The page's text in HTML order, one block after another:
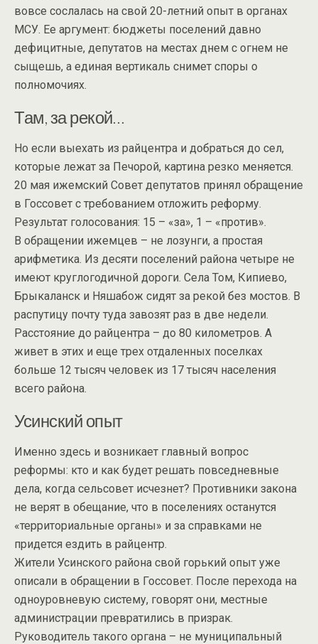
вовсе сослалась на свой 20-летний опыт в органах
МСУ. Ее аргумент: бюджеты поселений давно
дефицитные, депутатов на местах днем с огнем не
сыщешь, а единая вертикаль снимет споры о
полномочиях.
Там, за рекой…
Но если выехать из райцентра и добраться до сел,
которые лежат за Печорой, картина резко меняется.
20 мая ижемский Совет депутатов принял обращение
в Госсовет с требованием отложить реформу.
Результат голосования: 15 – «за», 1 – «против».
В обращении ижемцев – не лозунги, а простая
арифметика. Из десяти поселений района четыре не
имеют круглогодичной дороги. Села Том, Кипиево,
Брыкаланск и Няшабож сидят за рекой без мостов. В
распутицу почту туда завозят раз в две недели.
Расстояние до райцентра – до 80 километров. А
живет в этих и еще трех отдаленных поселках
больше 12 тысяч человек из 17 тысяч населения
всего района.
Усинский опыт
Именно здесь и возникает главный вопрос
реформы: кто и как будет решать повседневные
дела, когда сельсовет исчезнет? Противники закона
не верят в обещание, что в поселениях останутся
«территориальные органы» и за справками не
придется ездить в райцентр.
Жители Усинского района свой горький опыт уже
описали в обращении в Госсовет. После перехода на
одноуровневую систему, говорят они, местные
администрации превратились в призрак.
Руководитель такого органа – не муниципальный